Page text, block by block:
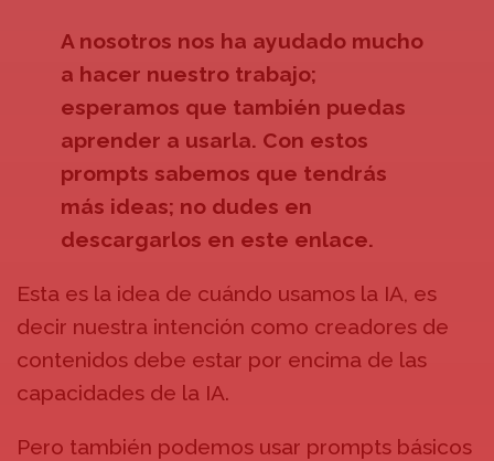
A nosotros nos ha ayudado mucho
a hacer nuestro trabajo;
esperamos que también puedas
aprender a usarla. Con estos
prompts sabemos que tendrás
más ideas; no dudes en
descargarlos en este enlace.
Esta es la idea de cuándo usamos la IA, es
decir nuestra intención como creadores de
contenidos debe estar por encima de las
capacidades de la IA.
Pero también podemos usar prompts básicos